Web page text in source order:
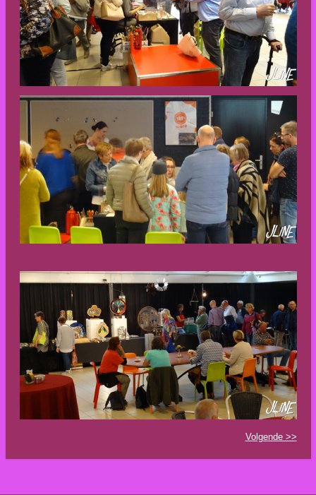
Volgende >>